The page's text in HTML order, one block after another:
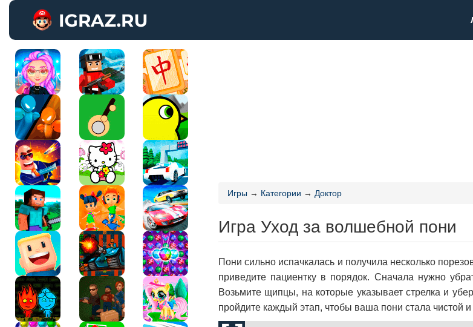
Игры → Категории → Доктор
Игра Уход за волшебной пони
Пони сильно испачкалась и получила несколько
приведите пациентку в порядок. Сначала нужно
Возьмите щипцы, на которые указывает стрелка и
пройдите каждый этап, чтобы ваша пони стала чистой и